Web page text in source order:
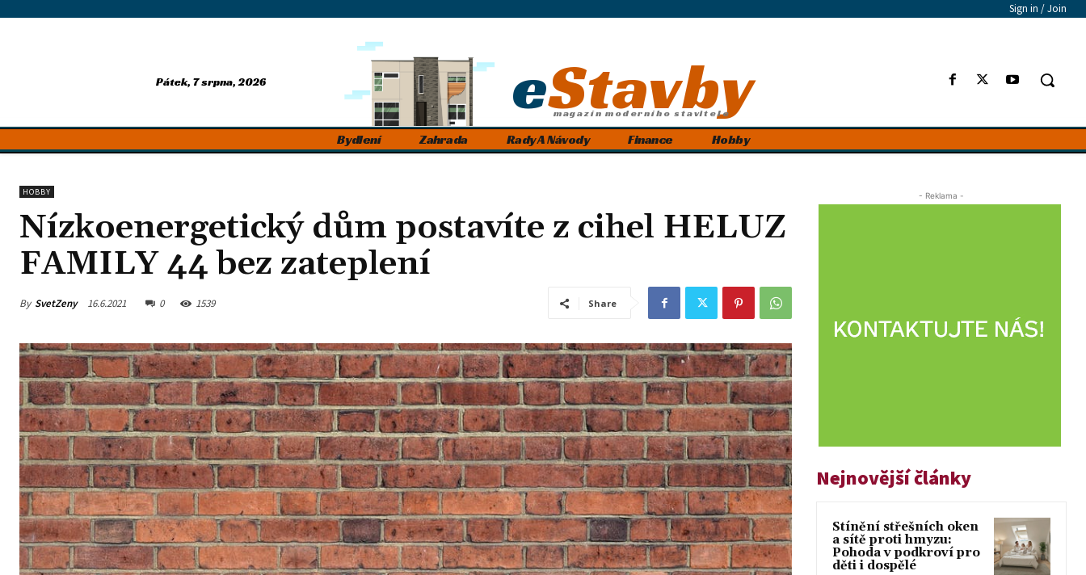
Sign in / Join
Pátek, 7 srpna, 2026 eStavby
magazín moderního stavitele
Bydlení Zahrada Rady A Návody Finance Hobby
HOBBY
Nízkoenergetický dům postavíte z cihel HELUZ
FAMILY 44 bez zateplení
By SvetZeny 16.6.2021 0 1539 Share
- Reklama -
Nejnovější články
Stínění střešních oken
a sítě proti hmyzu:
Pohoda v podkroví pro
děti i dospělé